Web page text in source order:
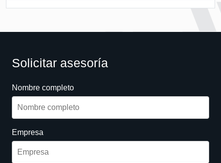
Solicitar asesoría
Nombre completo
Empresa